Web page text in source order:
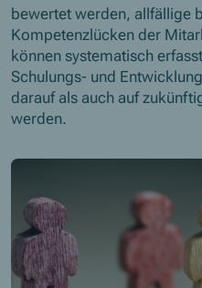
bewertet werden, allfällige
Kompetenzlücken der
können systematisch
Schulungs- und
darauf als auch auf
werden.